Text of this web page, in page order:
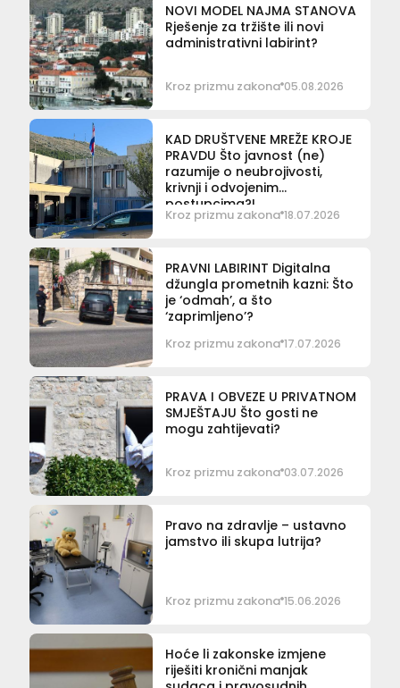
NOVI MODEL NAJMA STANOVA
Rješenje za tržište ili novi
administrativni labirint?
Kroz prizmu zakona 05.08.2026
KAD DRUŠTVENE MREŽE KROJE
PRAVDU Što javnost (ne)
razumije o neubrojivosti,
krivnji i odvojenim
postupcima?!
Kroz prizmu zakona 18.07.2026
PRAVNI LABIRINT Digitalna
džungla prometnih kazni: Što
je ‘odmah’, a što
‘zaprimljeno’?
Kroz prizmu zakona 17.07.2026
PRAVA I OBVEZE U PRIVATNOM
SMJEŠTAJU Što gosti ne
mogu zahtijevati?
Kroz prizmu zakona 03.07.2026
Pravo na zdravlje – ustavno
jamstvo ili skupa lutrija?
Kroz prizmu zakona 15.06.2026
Hoće li zakonske izmjene
riješiti kronični manjak